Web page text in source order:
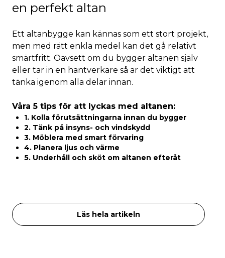
en perfekt altan
Ett altanbygge kan kännas som ett stort projekt,
men med rätt enkla medel kan det gå relativt
smärtfritt. Oavsett om du bygger altanen själv
eller tar in en hantverkare så är det viktigt att
tänka igenom alla delar innan.
Våra 5 tips för att lyckas med altanen:
1. Kolla förutsättningarna innan du bygger
2. Tänk på insyns- och vindskydd
3. Möblera med smart förvaring
4. Planera ljus och värme
5. Underhåll och sköt om altanen efteråt
Läs hela artikeln